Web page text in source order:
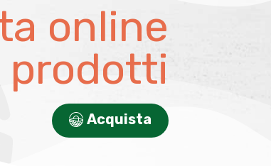
online
Acquista